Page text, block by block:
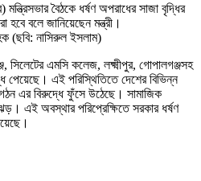
বৈঠকে ধর্ষণ অপরাধের সাজা বৃদ্ধির
বলে জানিয়েছেন মন্ত্রী।
সিলেটের এমসি কলেজ, লক্ষ্মীপুর, গোপালগঞ্জসহ
পেয়েছে। এই পরিস্থিতিতে দেশের বিভিন্ন
এর বিরুদ্ধে ফুঁসে উঠেছে। সামাজিক
এই অবস্থার পরিপ্রেক্ষিতে সরকার ধর্ষণ